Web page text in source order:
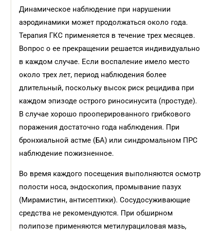
Динамическое наблюдение при нарушении
аэродинамики может продолжаться около года.
Терапия ГКС применяется в течение трех месяцев.
Вопрос о ее прекращении решается индивидуально
в каждом случае. Если воспаление имело место
около трех лет, период наблюдения более
длительный, поскольку высок риск рецидива при
каждом эпизоде острого риносинусита (простуде).
В случае хорошо прооперированного грибкового
поражения достаточно года наблюдения. При
бронхиальной астме (БА) или синдромальном ПРС
наблюдение пожизненное.
Во время каждого посещения выполняются осмотр
полости носа, эндоскопия, промывание пазух
(Мирамистин, антисептики). Сосудосуживающие
средства не рекомендуются. При обширном
полипозе применяются метилурациловая мазь,